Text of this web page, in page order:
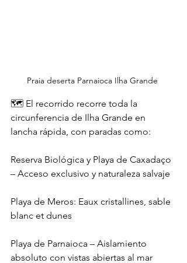
Praia deserta Parnaioca Ilha Grande
🗺️ El recorrido recorre toda la
circunferencia de Ilha Grande en
lancha rápida, con paradas como:
Reserva Biológica y Playa de Caxadaço
– Acceso exclusivo y naturaleza salvaje
Playa de Meros: Eaux cristallines, sable
blanc et dunes
Playa de Parnaioca – Aislamiento
absoluto con vistas abiertas al mar